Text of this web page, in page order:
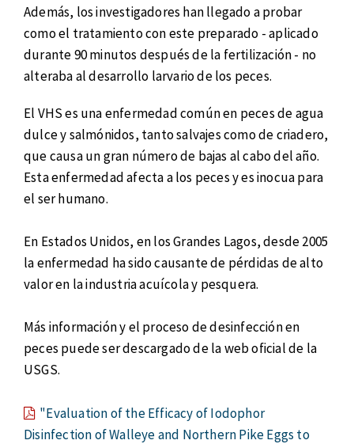
Además, los investigadores han llegado a probar
como el tratamiento con este preparado - aplicado
durante 90 minutos después de la fertilización - no
alteraba al desarrollo larvario de los peces.
El VHS es una enfermedad común en peces de agua
dulce y salmónidos, tanto salvajes como de criadero,
que causa un gran número de bajas al cabo del año.
Esta enfermedad afecta a los peces y es inocua para
el ser humano.
En Estados Unidos, en los Grandes Lagos, desde 2005
la enfermedad ha sido causante de pérdidas de alto
valor en la industria acuícola y pesquera.
Más información y el proceso de desinfección en
peces puede ser descargado de la web oficial de la
USGS.
"Evaluation of the Efficacy of Iodophor
Disinfection of Walleye and Northern Pike Eggs to